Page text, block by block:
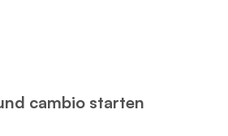
cambio starten